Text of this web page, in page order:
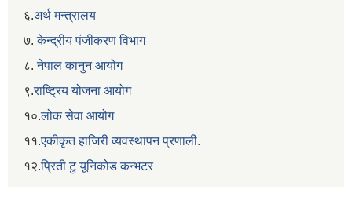
६.अर्थ मन्त्रालय
७.केन्द्रीय पंजीकरण विभाग
८.नेपाल कानुन आयोग
९.राष्ट्रिय योजना आयोग
१०.लोक सेवा आयोग
११.एकीकृत हाजिरी व्यवस्थापन प्रणाली.
१२.प्रिती टु यूनिकोड कन्भटर